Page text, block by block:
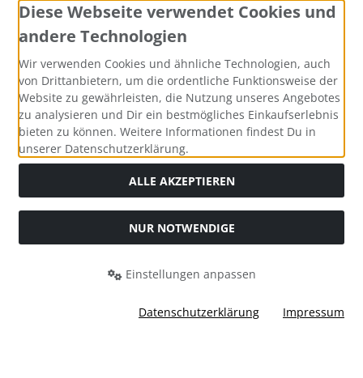
Social Media
Alle Preise inkl. gesetzl. MwSt. zzgl.Versandkosten. Die
bei Knautschmops.de.
Diese Webseite verwendet Cookies und
andere Technologien
Wir verwenden Cookies und ähnliche Technologien, auch
von Drittanbietern, um die ordentliche Funktionsweise der
Website zu gewährleisten, die Nutzung unseres Angebotes
zu analysieren und Dir ein bestmögliches Einkaufserlebnis
bieten zu können. Weitere Informationen findest Du in
unserer Datenschutzerklärung.
ALLE AKZEPTIEREN
NUR NOTWENDIGE
Einstellungen anpassen
Datenschutzerklärung Impressum